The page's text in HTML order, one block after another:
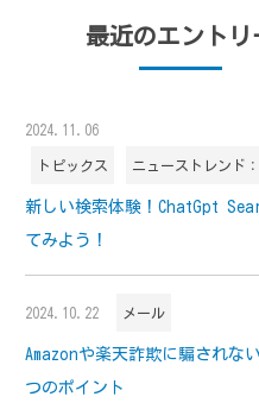
最近のエントリ
2024.11.06
トピックス ニューストレンド
新しい検索体験！ChatGpt
てみよう！
2024.10.22 メール
Amazonや楽天詐欺に騙されな
つのポイント